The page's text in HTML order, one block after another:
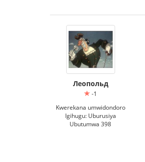
Леопольд
-1
Kwerekana umwidondoro
Igihugu: Uburusiya
Ubutumwa 398